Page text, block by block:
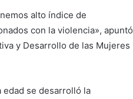
alto índice de
con la violencia», apuntó
y Desarrollo de las Mujeres
edad se desarrolló la